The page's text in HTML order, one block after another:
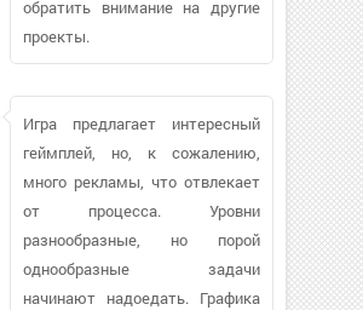
обратить внимание на другие
проекты.
Игра предлагает интересный
геймплей, но, к сожалению,
много рекламы, что отвлекает
от процесса. Уровни
разнообразные, но порой
однообразные задачи
начинают надоедать. Графика